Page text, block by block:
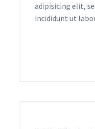
adipisicing elit,
incididunt ut